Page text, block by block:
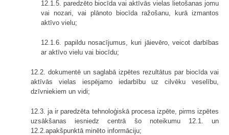
12.1.5. paredzēto biocīda vai aktīvās vielas lietošanas jomu
vai nozari, vai plānoto biocīda ražošanu, kurā izmantos
aktīvo vielu;
12.1.6. papildu nosacījumus, kuri jāievēro, veicot darbības
ar aktīvo vielu vai biocīdu;
12.2. dokumentē un saglabā izpētes rezultātus par biocīda vai
aktīvās vielas iespējamo iedarbību uz cilvēku veselību,
dzīvniekiem un vidi;
12.3. ja ir paredzēta tehnoloģiskā procesa izpēte, pirms izpētes
uzsākšanas iesniedz centrā šo noteikumu 12.1. un
12.2.apakšpunktā minēto informāciju;